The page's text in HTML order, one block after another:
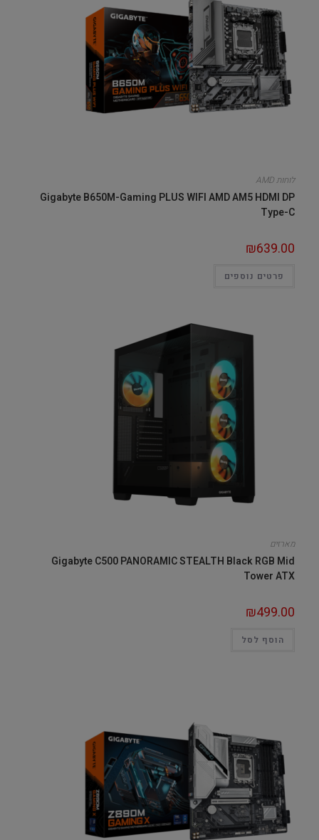
לוחות AMD
Gigabyte B650M-Gaming PLUS WIFI AMD AM5 HDMI DP
Type-C
₪639.00
פרטים נוספים
מארזים
Gigabyte C500 PANORAMIC STEALTH Black RGB Mid
Tower ATX
₪499.00
הוסף לסל